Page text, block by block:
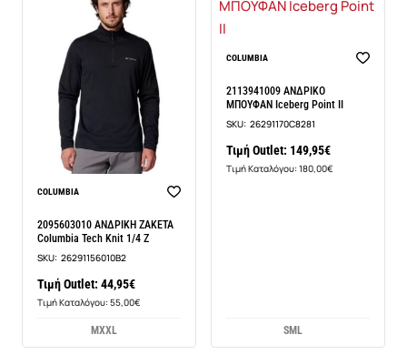
COLUMBIA
2095603010 ΑΝΔΡΙΚΗ ΖΑΚΕΤΑ
Columbia Tech Knit 1/4 Z
SKU: 26291156010B2
Τιμή Outlet: 44,95€
Τιμή Καταλόγου: 55,00€
MXXL
COLUMBIA
2113941009 ΑΝΔΡΙΚΟ
ΜΠΟΥΦΑΝ Iceberg Point II
SKU: 26291170C8281
Τιμή Outlet: 149,95€
Τιμή Καταλόγου: 180,00€
SML